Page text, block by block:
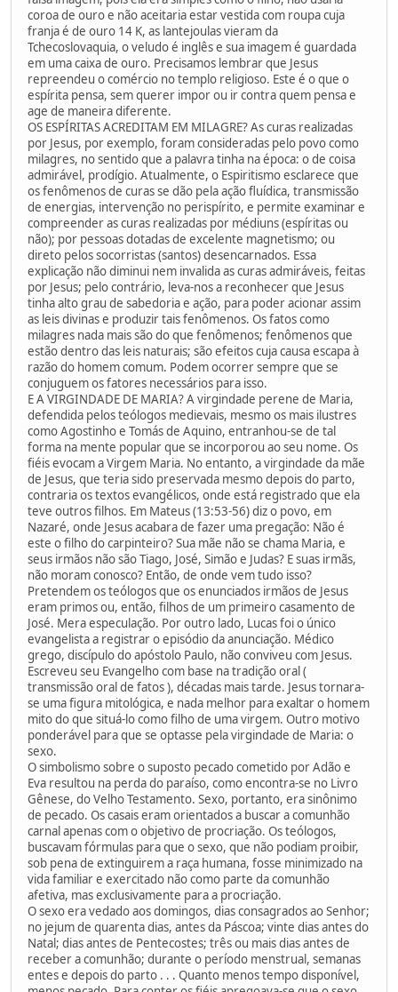
coroa de ouro e não aceitaria estar vestida com roupa cuja
franja é de ouro 14 K, as lantejoulas vieram da
Tchecoslovaquia, o veludo é inglês e sua imagem é guardada
em uma caixa de ouro. Precisamos lembrar que Jesus
repreendeu o comércio no templo religioso. Este é o que o
espírita pensa, sem querer impor ou ir contra quem pensa e
age de maneira diferente.
OS ESPÍRITAS ACREDITAM EM MILAGRE? As curas realizadas
por Jesus, por exemplo, foram consideradas pelo povo como
milagres, no sentido que a palavra tinha na época: o de coisa
admirável, prodígio. Atualmente, o Espiritismo esclarece que
os fenômenos de curas se dão pela ação fluídica, transmissão
de energias, intervenção no perispírito, e permite examinar e
compreender as curas realizadas por médiuns (espíritas ou
não); por pessoas dotadas de excelente magnetismo; ou
direto pelos socorristas (santos) desencarnados. Essa
explicação não diminui nem invalida as curas admiráveis, feitas
por Jesus; pelo contrário, leva-nos a reconhecer que Jesus
tinha alto grau de sabedoria e ação, para poder acionar assim
as leis divinas e produzir tais fenômenos. Os fatos como
milagres nada mais são do que fenômenos; fenômenos que
estão dentro das leis naturais; são efeitos cuja causa escapa à
razão do homem comum. Podem ocorrer sempre que se
conjuguem os fatores necessários para isso.
E A VIRGINDADE DE MARIA? A virgindade perene de Maria,
defendida pelos teólogos medievais, mesmo os mais ilustres
como Agostinho e Tomás de Aquino, entranhou-se de tal
forma na mente popular que se incorporou ao seu nome. Os
fiéis evocam a Virgem Maria. No entanto, a virgindade da mãe
de Jesus, que teria sido preservada mesmo depois do parto,
contraria os textos evangélicos, onde está registrado que ela
teve outros filhos. Em Mateus (13:53-56) diz o povo, em
Nazaré, onde Jesus acabara de fazer uma pregação: Não é
este o filho do carpinteiro? Sua mãe não se chama Maria, e
seus irmãos não são Tiago, José, Simão e Judas? E suas irmãs,
não moram conosco? Então, de onde vem tudo isso?
Pretendem os teólogos que os enunciados irmãos de Jesus
eram primos ou, então, filhos de um primeiro casamento de
José. Mera especulação. Por outro lado, Lucas foi o único
evangelista a registrar o episódio da anunciação. Médico
grego, discípulo do apóstolo Paulo, não conviveu com Jesus.
Escreveu seu Evangelho com base na tradição oral (
transmissão oral de fatos ), décadas mais tarde. Jesus tornara-
se uma figura mitológica, e nada melhor para exaltar o homem
mito do que situá-lo como filho de uma virgem. Outro motivo
ponderável para que se optasse pela virgindade de Maria: o
sexo.
O simbolismo sobre o suposto pecado cometido por Adão e
Eva resultou na perda do paraíso, como encontra-se no Livro
Gênese, do Velho Testamento. Sexo, portanto, era sinônimo
de pecado. Os casais eram orientados a buscar a comunhão
carnal apenas com o objetivo de procriação. Os teólogos,
buscavam fórmulas para que o sexo, que não podiam proibir,
sob pena de extinguirem a raça humana, fosse minimizado na
vida familiar e exercitado não como parte da comunhão
afetiva, mas exclusivamente para a procriação.
O sexo era vedado aos domingos, dias consagrados ao Senhor;
no jejum de quarenta dias, antes da Páscoa; vinte dias antes do
Natal; dias antes de Pentecostes; três ou mais dias antes de
receber a comunhão; durante o período menstrual, semanas
entes e depois do parto . . . Quanto menos tempo disponível,